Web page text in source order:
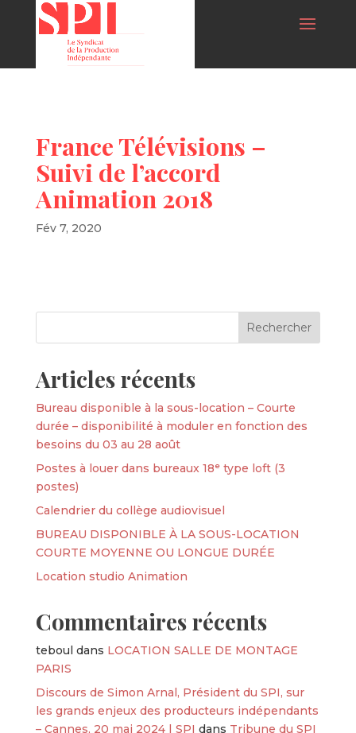
France Télévisions –
Suivi de l’accord
Animation 2018
Fév 7, 2020
Articles récents
Bureau disponible à la sous-location – Courte
durée – disponibilité à moduler en fonction des
besoins du 03 au 28 août
Postes à louer dans bureaux 18ᵉ type loft (3
postes)
Calendrier du collège audiovisuel
BUREAU DISPONIBLE À LA SOUS-LOCATION
COURTE MOYENNE OU LONGUE DURÉE
Location studio Animation
Commentaires récents
teboul dans LOCATION SALLE DE MONTAGE
PARIS
Discours de Simon Arnal, Président du SPI, sur
les grands enjeux des producteurs indépendants
– Cannes, 20 mai 2024 | SPI dans Tribune du SPI